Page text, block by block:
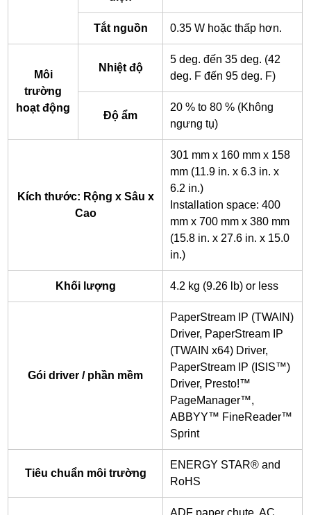
Tắt nguồn 0.35 W hoặc thấp hơn.
Môi
trường
hoạt động
Nhiệt độ
5 deg. đến 35 deg. (42
deg. F đến 95 deg. F)
Độ ẩm
20 % to 80 % (Không
ngưng tụ)
Kích thước: Rộng x Sâu x
Cao
301 mm x 160 mm x 158
mm (11.9 in. x 6.3 in. x
6.2 in.)
Installation space: 400
mm x 700 mm x 380 mm
(15.8 in. x 27.6 in. x 15.0
in.)
Khối lượng 4.2 kg (9.26 lb) or less
Gói driver / phần mềm
PaperStream IP (TWAIN)
Driver, PaperStream IP
(TWAIN x64) Driver,
PaperStream IP (ISIS™)
Driver, Presto!™
PageManager™,
ABBYY™ FineReader™
Sprint
Tiêu chuẩn môi trường
ENERGY STAR® and
RoHS
ADF paper chute, AC